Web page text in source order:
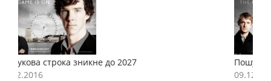
Пошукова строка зникне до 2027
09.12.2016